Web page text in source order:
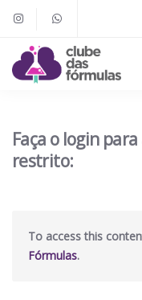
Faça o login
restrito:
To access this
Fórmulas.